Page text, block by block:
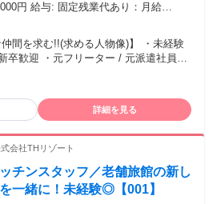
残業代あり：月給
分）を含む。22時間を超える残業代は
か月分） ※2025年度:夏季賞与平均支
2回（6月、12月）
卒歓迎 ・元フリーター / 元派遣社員活
のが好きな人 ・接客を通して人を元
輝かせながら働きたい人 ・正社員デビ
・技術を継続的に学ぶ姿勢がある人 ・
、新しい方法を取り入れられる人
詳細を見る
会社THリゾート
チンスタッフ／老舗旅館の新し
一緒に！未経験◎【001】